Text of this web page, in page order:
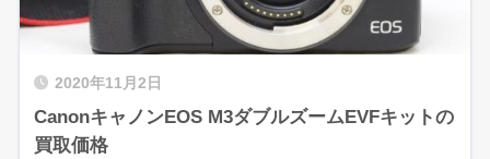
2020年11月2日
CanonキャノンEOS M3ダブルズームEVFキットの
買取価格